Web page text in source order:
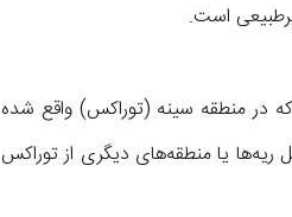
است.
منطقه سینه (توراکس) واقع شده
ریه‌ها یا منطقه‌های دیگری از توراکس